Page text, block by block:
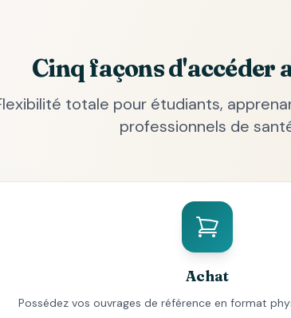
Cinq façons d'accéder
totale pour étudiants,
professionnels de
Achat
Possédez vos ouvrages de référence en format